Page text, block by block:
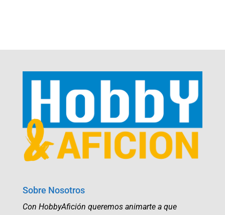
Sobre Nosotros
Con HobbyAfición queremos animarte a que